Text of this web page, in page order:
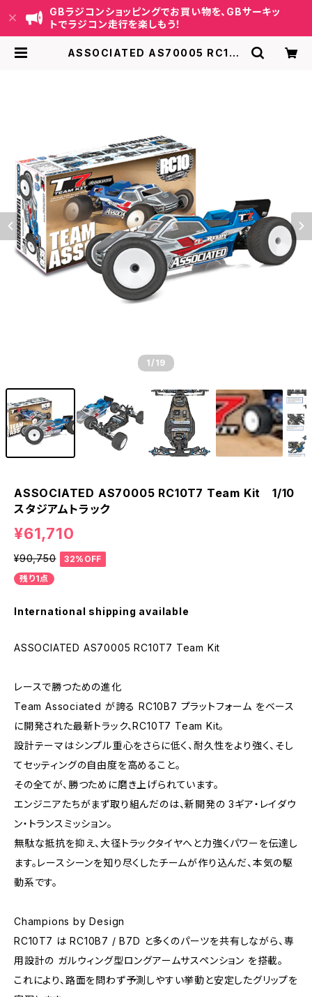
GBラジコンショッピングでお買い物を、GBサーキッ
トでラジコン走行を楽しもう！
ASSOCIATED AS70005 RC10T
1 /19
ASSOCIATED AS70005 RC10T7 Team Kit 1/10
スタジアムトラック
¥61,710
¥90,750
32%OFF
残り1点
International shipping available
ASSOCIATED AS70005 RC10T7 Team Kit
レースで勝つための進化
Team Associated が誇る RC10B7 プラットフォーム をベース
に開発された最新トラック、RC10T7 Team Kit。
設計テーマはシンプル――重心をさらに低く、耐久性をより強く、そし
てセッティングの自由度を高めること。
その全てが、勝つために磨き上げられています。
エンジニアたちがまず取り組んだのは、新開発の 3ギア・レイダウ
ン・トランスミッション。
無駄な抵抗を抑え、大径トラックタイヤへと力強くパワーを伝達し
ます。レースシーンを知り尽くしたチームが作り込んだ、本気の駆
動系です。
Champions by Design
RC10T7 は RC10B7 / B7D と多くのパーツを共有しながら、専
用設計の ガルウィング型ロングアームサスペンション を搭載。
これにより、路面を問わず予測しやすい挙動と安定したグリップを